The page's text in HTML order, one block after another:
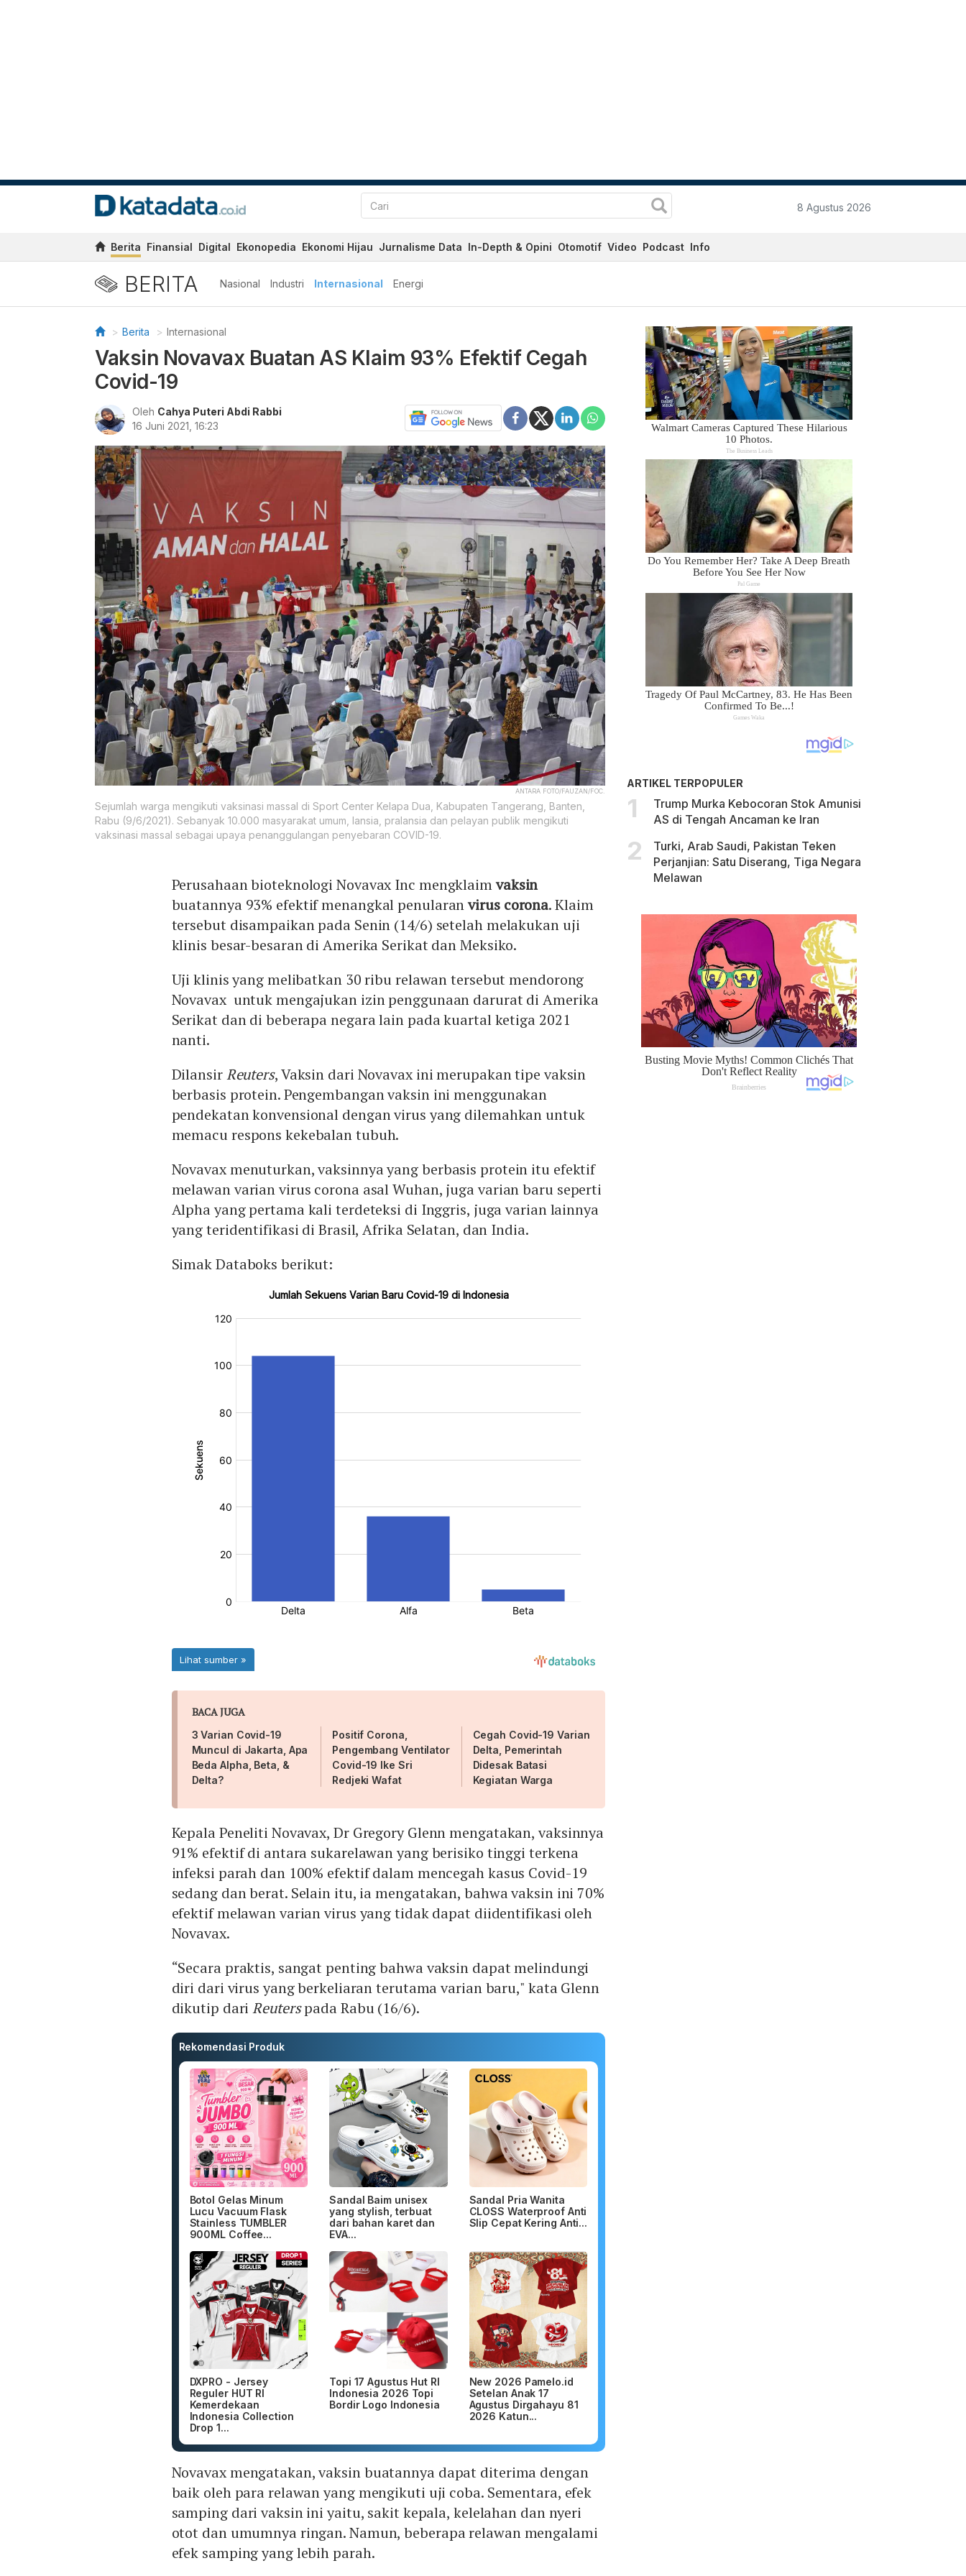
8 Agustus 2026
Berita Finansial Digital Ekonopedia Ekonomi Hijau Jurnalisme Data In-Depth & Opini Otomotif Video Podcast Info
BERITA Nasional Industri Internasional Energi
Berita Internasional
Vaksin Novavax Buatan AS Klaim 93% Efektif Cegah
Covid-19
Oleh Cahya Puteri Abdi Rabbi
16 Juni 2021, 16:23
ANTARA FOTO/FAUZAN/FOC.
Sejumlah warga mengikuti vaksinasi massal di Sport Center Kelapa Dua, Kabupaten Tangerang, Banten,
Rabu (9/6/2021). Sebanyak 10.000 masyarakat umum, lansia, pralansia dan pelayan publik mengikuti
vaksinasi massal sebagai upaya penanggulangan penyebaran COVID-19.
Perusahaan bioteknologi Novavax Inc mengklaimvaksin
buatannya 93% efektif menangkal penularanvirus corona. Klaim
tersebut disampaikan pada Senin (14/6) setelah melakukan uji
klinis besar-besaran di Amerika Serikat dan Meksiko.
Uji klinis yang melibatkan 30 ribu relawan tersebut mendorong
Novavax untuk mengajukan izin penggunaan darurat di Amerika
Serikat dan di beberapa negara lain pada kuartal ketiga 2021
nanti.
DilansirReuters, Vaksin dari Novavax ini merupakan tipe vaksin
berbasis protein. Pengembangan vaksin ini menggunakan
pendekatan konvensional dengan virus yang dilemahkan untuk
memacu respons kekebalan tubuh.
Novavax menuturkan, vaksinnya yang berbasis protein itu efektif
melawan varian virus corona asal Wuhan, juga varian baru seperti
Alpha yang pertama kali terdeteksi di Inggris, juga varian lainnya
yang teridentifikasi di Brasil, Afrika Selatan, dan India.
Simak Databoks berikut:
BACA JUGA
3 Varian Covid-19
Muncul di Jakarta, Apa
Beda Alpha, Beta, &
Delta?
Positif Corona,
Pengembang Ventilator
Covid-19 Ike Sri
Redjeki Wafat
Cegah Covid-19 Varian
Delta, Pemerintah
Didesak Batasi
Kegiatan Warga
Kepala Peneliti Novavax, Dr Gregory Glenn mengatakan, vaksinnya
91% efektif di antara sukarelawan yang berisiko tinggi terkena
infeksi parah dan 100% efektif dalam mencegah kasus Covid-19
sedang dan berat. Selain itu, ia mengatakan, bahwa vaksin ini 70%
efektif melawan varian virus yang tidak dapat diidentifikasi oleh
Novavax.
“Secara praktis, sangat penting bahwa vaksin dapat melindungi
diri dari virus yang berkeliaran terutama varian baru," kata Glenn
dikutip dariReuterspada Rabu (16/6).
Rekomendasi Produk
Botol Gelas Minum
Lucu Vacuum Flask
Stainless TUMBLER
900ML Coffee...
Sandal Baim unisex
yang stylish, terbuat
dari bahan karet dan
EVA...
Sandal Pria Wanita
CLOSS Waterproof Anti
Slip Cepat Kering Anti...
DXPRO - Jersey
Reguler HUT RI
Kemerdekaan
Indonesia Collection
Drop 1...
Topi 17 Agustus Hut RI
Indonesia 2026 Topi
Bordir Logo Indonesia
New 2026 Pamelo.id
Setelan Anak 17
Agustus Dirgahayu 81
2026 Katun...
Novavax mengatakan, vaksin buatannya dapat diterima dengan
baik oleh para relawan yang mengikuti uji coba. Sementara, efek
samping dari vaksin ini yaitu, sakit kepala, kelelahan dan nyeri
otot dan umumnya ringan. Namun, beberapa relawan mengalami
efek samping yang lebih parah.
ARTIKEL TERPOPULER
Trump Murka Kebocoran Stok Amunisi
AS di Tengah Ancaman ke Iran
Turki, Arab Saudi, Pakistan Teken
Perjanjian: Satu Diserang, Tiga Negara
Melawan